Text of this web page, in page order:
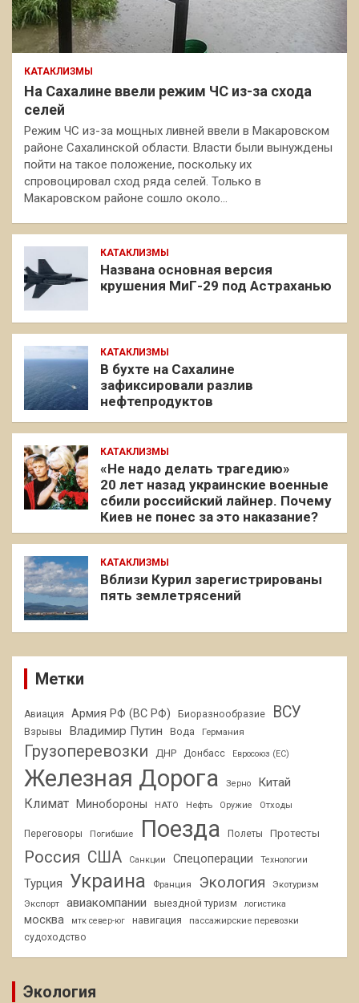
КАТАКЛИЗМЫ
На Сахалине ввели режим ЧС из-за схода
селей
Режим ЧС из-за мощных ливней ввели в Макаровском
районе Сахалинской области. Власти были вынуждены
пойти на такое положение, поскольку их
спровоцировал сход ряда селей. Только в
Макаровском районе сошло около…
КАТАКЛИЗМЫ
Названа основная версия
крушения МиГ-29 под Астраханью
КАТАКЛИЗМЫ
В бухте на Сахалине
зафиксировали разлив
нефтепродуктов
КАТАКЛИЗМЫ
«Не надо делать трагедию»
20 лет назад украинские военные
сбили российский лайнер. Почему
Киев не понес за это наказание?
КАТАКЛИЗМЫ
Вблизи Курил зарегистрированы
пять землетрясений
Метки
Авиация Армия РФ (ВС РФ) Биоразнообразие ВСУ
Взрывы Владимир Путин Вода Германия
Грузоперевозки ДНР Донбасс Евросоюз (ЕС)
Железная Дорога Зерно Китай
Климат Минобороны НАТО Нефть Оружие Отходы
Переговоры Погибшие Поезда Полеты Протесты
Россия США Санкции Спецоперации Технологии
Турция Украина Франция Экология
Экотуризм
Экспорт
авиакомпании выездной туризм логистика
москва мтк север-юг навигация
пассажирские перевозки
судоходство
Экология